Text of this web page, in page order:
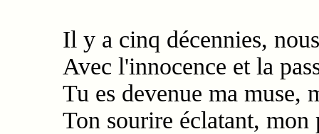
Il y a cinq décennies,
Avec l'innocence et la
Tu es devenue ma
Ton sourire éclatant, mon